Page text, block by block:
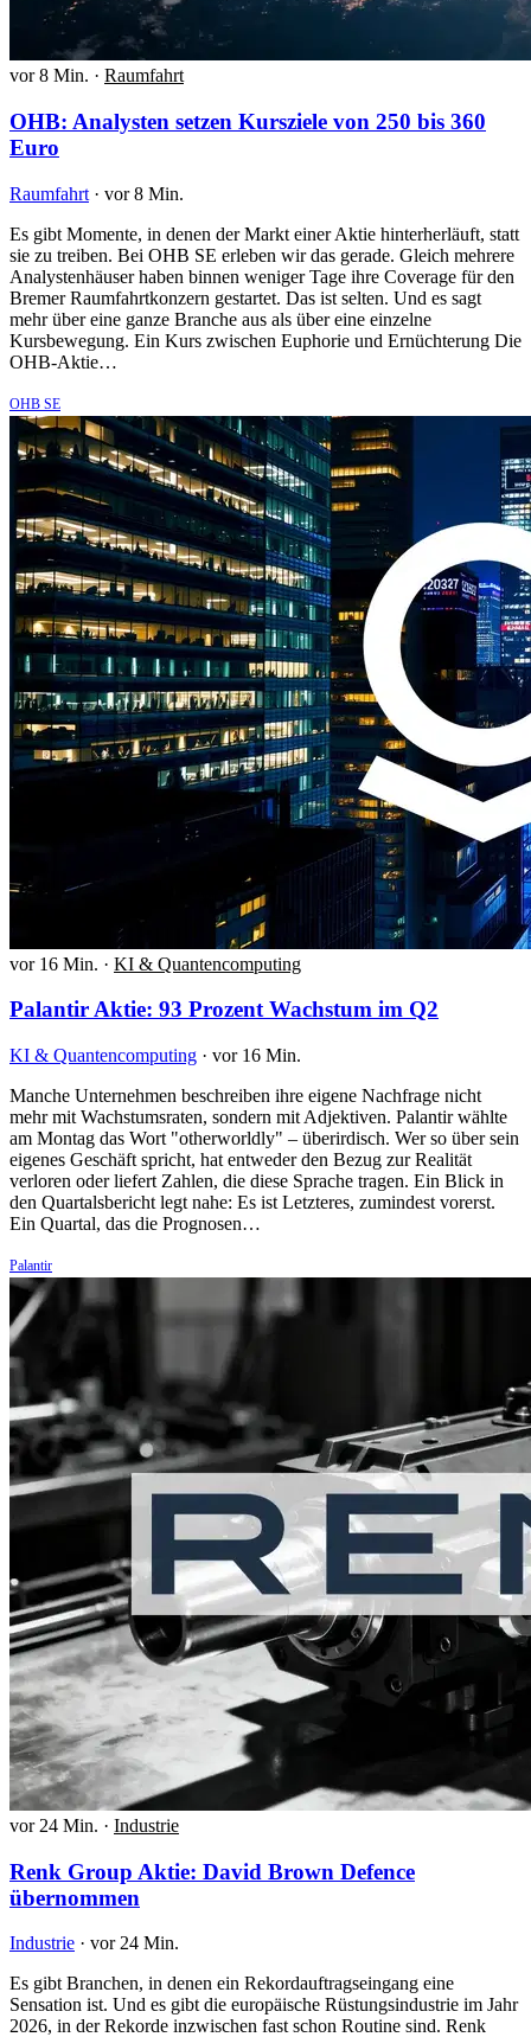
vor 8 Min. · Raumfahrt
OHB: Analysten setzen Kursziele von 250 bis 360
Euro
Raumfahrt · vor 8 Min.
Es gibt Momente, in denen der Markt einer Aktie hinterherläuft, statt
sie zu treiben. Bei OHB SE erleben wir das gerade. Gleich mehrere
Analystenhäuser haben binnen weniger Tage ihre Coverage für den
Bremer Raumfahrtkonzern gestartet. Das ist selten. Und es sagt
mehr über eine ganze Branche aus als über eine einzelne
Kursbewegung. Ein Kurs zwischen Euphorie und Ernüchterung Die
OHB-Aktie…
OHB SE
vor 16 Min. · KI & Quantencomputing
Palantir Aktie: 93 Prozent Wachstum im Q2
KI & Quantencomputing · vor 16 Min.
Manche Unternehmen beschreiben ihre eigene Nachfrage nicht
mehr mit Wachstumsraten, sondern mit Adjektiven. Palantir wählte
am Montag das Wort "otherworldly" – überirdisch. Wer so über sein
eigenes Geschäft spricht, hat entweder den Bezug zur Realität
verloren oder liefert Zahlen, die diese Sprache tragen. Ein Blick in
den Quartalsbericht legt nahe: Es ist Letzteres, zumindest vorerst.
Ein Quartal, das die Prognosen…
Palantir
vor 24 Min. · Industrie
Renk Group Aktie: David Brown Defence
übernommen
Industrie · vor 24 Min.
Es gibt Branchen, in denen ein Rekordauftragseingang eine
Sensation ist. Und es gibt die europäische Rüstungsindustrie im Jahr
2026, in der Rekorde inzwischen fast schon Routine sind. Renk